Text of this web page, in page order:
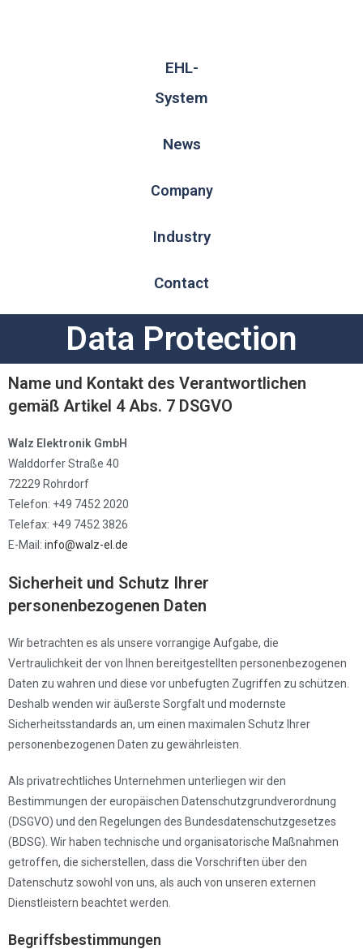
EHL-
System
News
Company
Industry
Contact
Data Protection
Name und Kontakt des Verantwortlichen
gemäß Artikel 4 Abs. 7 DSGVO
Walz Elektronik GmbH
Walddorfer Straße 40
72229 Rohrdorf
Telefon: +49 7452 2020
Telefax: +49 7452 3826
E-Mail: info@walz-el.de
Sicherheit und Schutz Ihrer
personenbezogenen Daten
Wir betrachten es als unsere vorrangige Aufgabe, die
Vertraulichkeit der von Ihnen bereitgestellten personenbezogenen
Daten zu wahren und diese vor unbefugten Zugriffen zu schützen.
Deshalb wenden wir äußerste Sorgfalt und modernste
Sicherheitsstandards an, um einen maximalen Schutz Ihrer
personenbezogenen Daten zu gewährleisten.
Als privatrechtliches Unternehmen unterliegen wir den
Bestimmungen der europäischen Datenschutzgrundverordnung
(DSGVO) und den Regelungen des Bundesdatenschutzgesetzes
(BDSG). Wir haben technische und organisatorische Maßnahmen
getroffen, die sicherstellen, dass die Vorschriften über den
Datenschutz sowohl von uns, als auch von unseren externen
Dienstleistern beachtet werden.
Begriffsbestimmungen